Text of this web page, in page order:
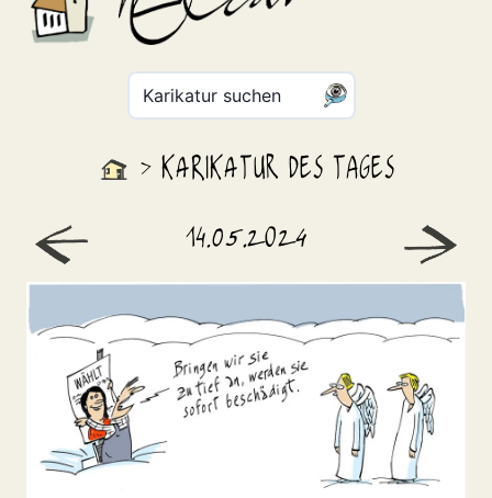
Karikatur suchen
> KARIKATUR DES TAGES
14.05.2024